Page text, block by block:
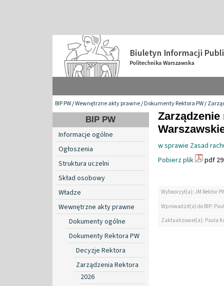
BIP PW/Wewnętrzne akty prawne/Dokumenty Rektora PW/
BIP PW
Informacje ogólne
Ogłoszenia
Struktura uczelni
Skład osobowy
Władze
Wewnętrzne akty prawne
Dokumenty ogólne
Dokumenty Rektora PW
Decyzje Rektora
Zarządzenia Rektora
2026
w sprawie Zasad
Pobierz plik
pdf
Wytworzył(a): JM Rektor
Wprowadził(a) do BIP:
Zaktualizował(a): Paula